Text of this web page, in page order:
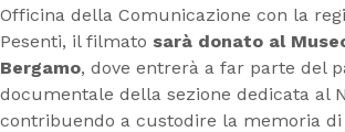
Officina della Comunicazione con la
Pesenti, il filmato sarà donato al
Bergamo, dove entrerà a far parte del
documentale della sezione dedicata al
contribuendo a custodire la memoria